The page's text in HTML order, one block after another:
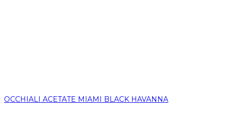
OCCHIALI ACETATE MIAMI BLACK HAVANNA